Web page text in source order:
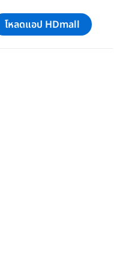
โหลดแอป HDmall